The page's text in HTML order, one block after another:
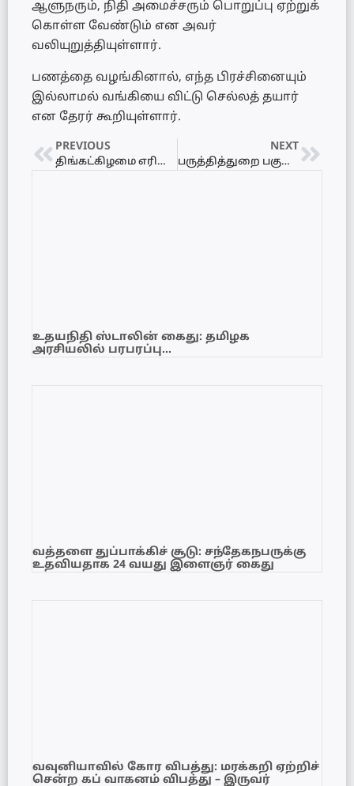
ஆளுநரும், நிதி அமைச்சரும் பொறுப்பு ஏற்றுக்
கொள்ள வேண்டும் என அவர்
வலியுறுத்தியுள்ளார்.
பணத்தை வழங்கினால், எந்த பிரச்சினையும்
இல்லாமல் வங்கியை விட்டு செல்லத் தயார்
என தேரர் கூறியுள்ளார்.
PREVIOUS
திங்கட்கிழமை எரிபொருள் தீர்ந்து போகும் – அதிர்ச்சி தகவல் வெளியீடு
NEXT
பருத்தித்துறை பகுதியில் டிப்பர் வாகனம் மீது பொலிஸார் துப்பாக்கிப் பிரயோகம்
உதயநிதி ஸ்டாலின் கைது: தமிழக
அரசியலில் பரபரப்பு…
வத்தளை துப்பாக்கிச் சூடு: சந்தேகநபருக்கு
உதவியதாக 24 வயது இளைஞர் கைது
வவுனியாவில் கோர விபத்து: மரக்கறி ஏற்றிச்
சென்ற கப் வாகனம் விபத்து – இருவர்